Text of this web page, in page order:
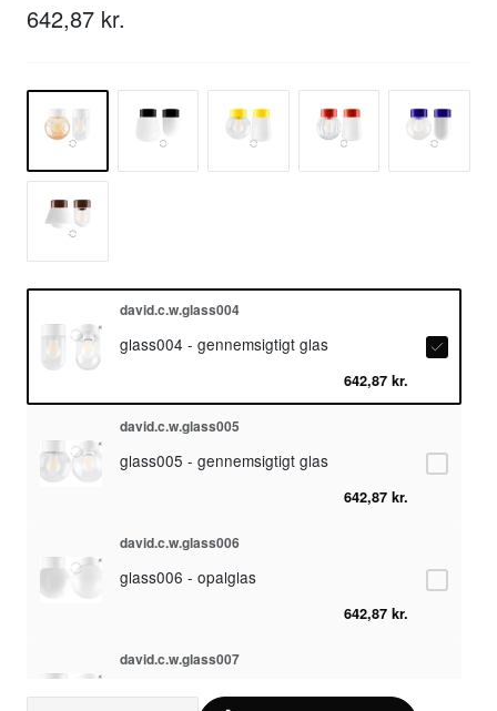
642,87 kr.
david.c.w.glass004
glass004 - gennemsigtigt glas
642,87 kr.
david.c.w.glass005
glass005 - gennemsigtigt glas
642,87 kr.
david.c.w.glass006
glass006 - opalglas
642,87 kr.
david.c.w.glass007
glass007 - frostet glas